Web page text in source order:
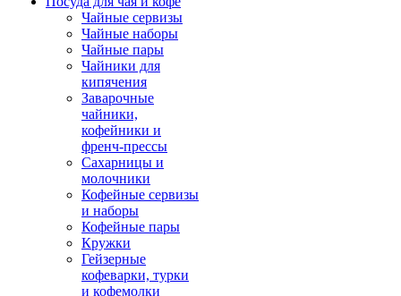
Чайные сервизы
Чайные наборы
Чайные пары
Чайники для
кипячения
Заварочные
чайники,
кофейники и
френч-прессы
Сахарницы и
молочники
Кофейные сервизы
и наборы
Кофейные пары
Кружки
Гейзерные
кофеварки, турки
и кофемолки